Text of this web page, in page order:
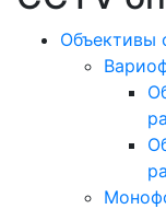
Объективы